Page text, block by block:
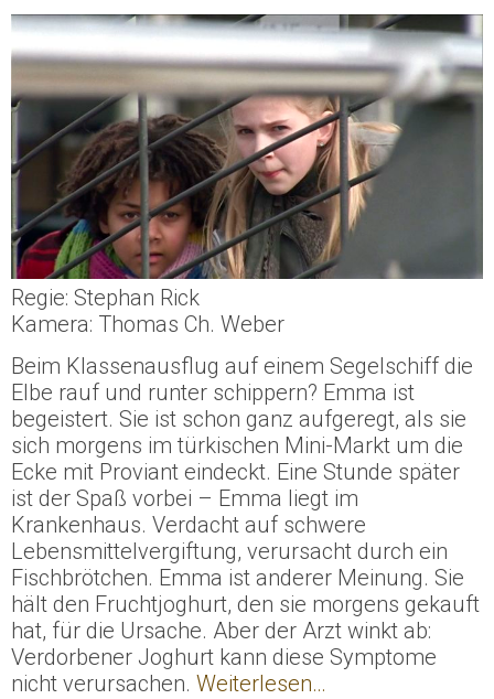
Regie: Stephan Rick
Kamera: Thomas Ch. Weber
Beim Klassenausflug auf einem Segelschiff die
Elbe rauf und runter schippern? Emma ist
begeistert. Sie ist schon ganz aufgeregt, als sie
sich morgens im türkischen Mini-Markt um die
Ecke mit Proviant eindeckt. Eine Stunde später
ist der Spaß vorbei – Emma liegt im
Krankenhaus. Verdacht auf schwere
Lebensmittelvergiftung, verursacht durch ein
Fischbrötchen. Emma ist anderer Meinung. Sie
hält den Fruchtjoghurt, den sie morgens gekauft
hat, für die Ursache. Aber der Arzt winkt ab:
Verdorbener Joghurt kann diese Symptome
nicht verursachen. Weiterlesen…